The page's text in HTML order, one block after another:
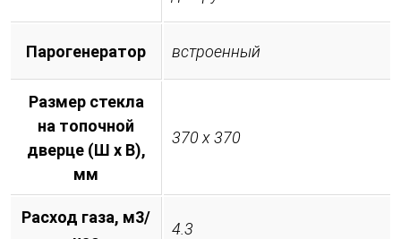
Парогенератор встроенный
Размер стекла
на топочной
дверце (Ш х В),
мм
370 х 370
Расход газа, м3/
4.3